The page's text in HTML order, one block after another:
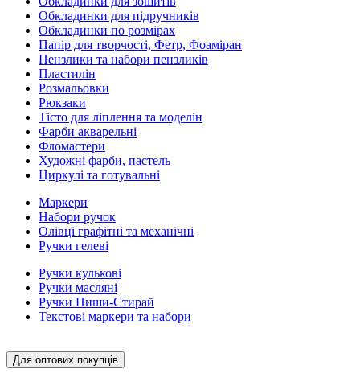
Обкладинки для підручників
Обкладинки по розмірах
Папір для творчості, Фетр, Фоаміран
Пензлики та набори пензликів
Пластилін
Розмальовки
Рюкзаки
Тісто для ліплення та моделін
Фарби акварельні
Фломастери
Художні фарби, пастель
Циркулі та готувальні
Маркери
Набори ручок
Олівці графітні та механічні
Ручки гелеві
Ручки кулькові
Ручки масляні
Ручки Пиши-Стирай
Текстові маркери та набори
Для оптових покупців